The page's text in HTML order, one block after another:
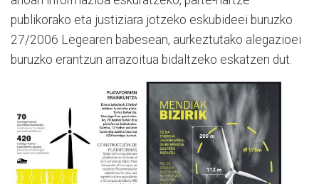
publikorako eta justiziara jotzeko eskubideei buruzko
27/2006 Legearen babesean, aurkeztutako alegazioei
buruzko erantzun arrazoitua bidaltzeko eskatzen dut.